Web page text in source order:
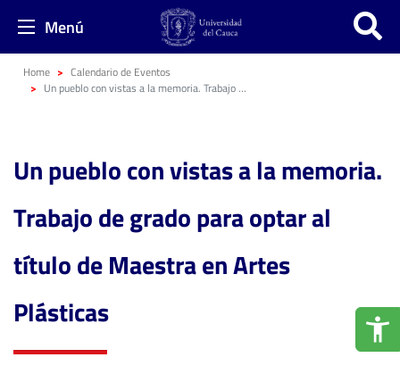
Menú
Home
Calendario de Eventos
Un pueblo con vistas a la memoria. Trabajo de grado para optar al título de Maestra en Artes Plásticas
Un pueblo con vistas a la memoria.
Trabajo de grado para optar al
título de Maestra en Artes
Plásticas